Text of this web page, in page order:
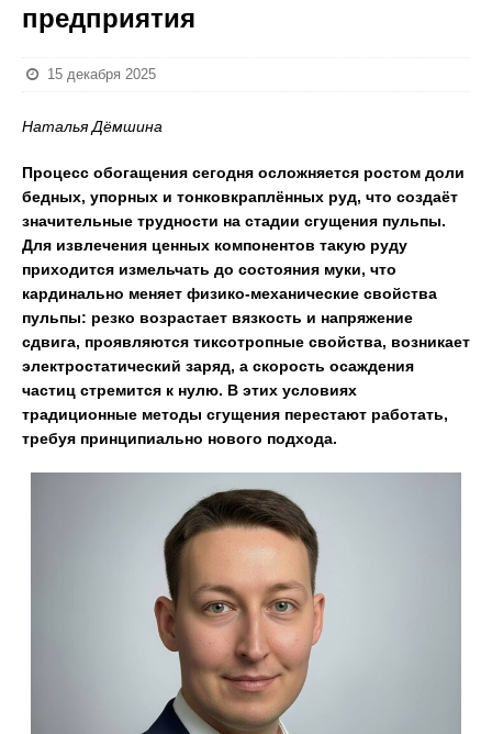
предприятия
15 декабря 2025
Наталья Дёмшина
Процесс обогащения сегодня осложняется ростом доли
бедных, упорных и тонковкраплённых руд, что создаёт
значительные трудности на стадии сгущения пульпы.
Для извлечения ценных компонентов такую руду
приходится измельчать до состояния муки, что
кардинально меняет физико-механические свойства
пульпы: резко возрастает вязкость и напряжение
сдвига, проявляются тиксотропные свойства, возникает
электростатический заряд, а скорость осаждения
частиц стремится к нулю. В этих условиях
традиционные методы сгущения перестают работать,
требуя принципиально нового подхода.